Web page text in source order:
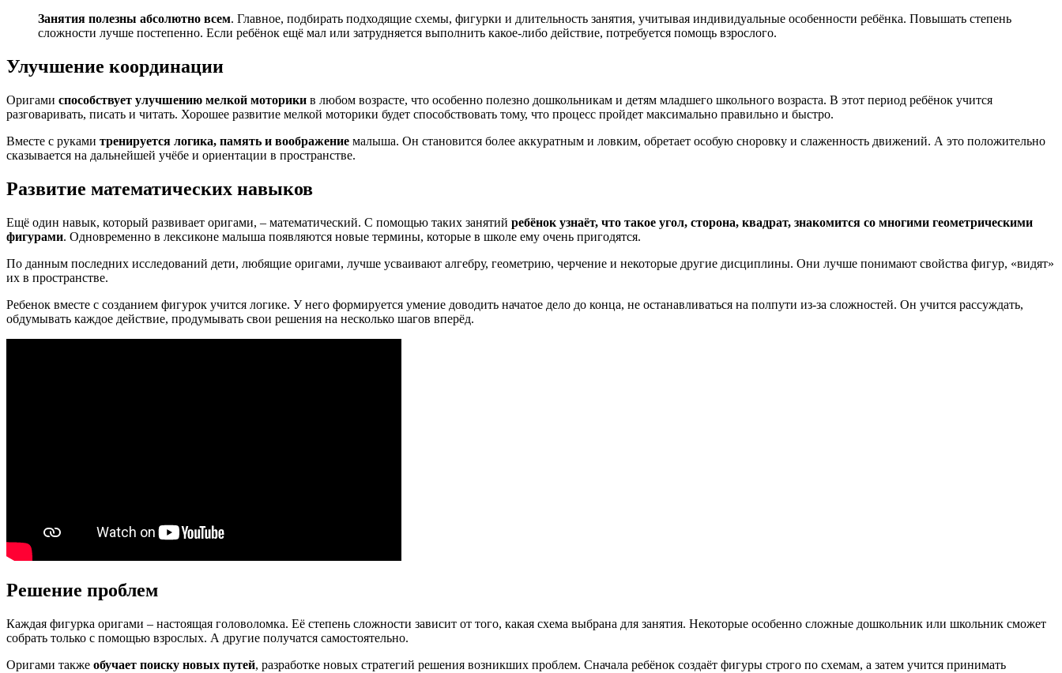
Занятия полезны абсолютно всем. Главное, подбирать подходящие схемы, фигурки и длительность занятия, учитывая индивидуальные особенности ребёнка. Повышать степень
сложности лучше постепенно. Если ребёнок ещё мал или затрудняется выполнить какое-либо действие, потребуется помощь взрослого.
Улучшение координации
Оригами способствует улучшению мелкой моторики в любом возрасте, что особенно полезно дошкольникам и детям младшего школьного возраста. В этот период ребёнок учится
разговаривать, писать и читать. Хорошее развитие мелкой моторики будет способствовать тому, что процесс пройдет максимально правильно и быстро.
Вместе с руками тренируется логика, память и воображение малыша. Он становится более аккуратным и ловким, обретает особую сноровку и слаженность движений. А это положительно
сказывается на дальнейшей учёбе и ориентации в пространстве.
Развитие математических навыков
Ещё один навык, который развивает оригами, – математический. С помощью таких занятий ребёнок узнаёт, что такое угол, сторона, квадрат, знакомится со многими геометрическими
фигурами. Одновременно в лексиконе малыша появляются новые термины, которые в школе ему очень пригодятся.
По данным последних исследований дети, любящие оригами, лучше усваивают алгебру, геометрию, черчение и некоторые другие дисциплины. Они лучше понимают свойства фигур, «видят»
их в пространстве.
Ребенок вместе с созданием фигурок учится логике. У него формируется умение доводить начатое дело до конца, не останавливаться на полпути из-за сложностей. Он учится рассуждать,
обдумывать каждое действие, продумывать свои решения на несколько шагов вперёд.
Решение проблем
Каждая фигурка оригами – настоящая головоломка. Её степень сложности зависит от того, какая схема выбрана для занятия. Некоторые особенно сложные дошкольник или школьник сможет
собрать только с помощью взрослых. А другие получатся самостоятельно.
Оригами также обучает поиску новых путей, разработке новых стратегий решения возникших проблем. Сначала ребёнок создаёт фигуры строго по схемам, а затем учится принимать